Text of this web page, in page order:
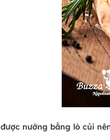
được nướng bằng lò củi